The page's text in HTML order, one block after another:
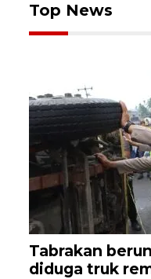
Top News
Tabrakan
diduga truk